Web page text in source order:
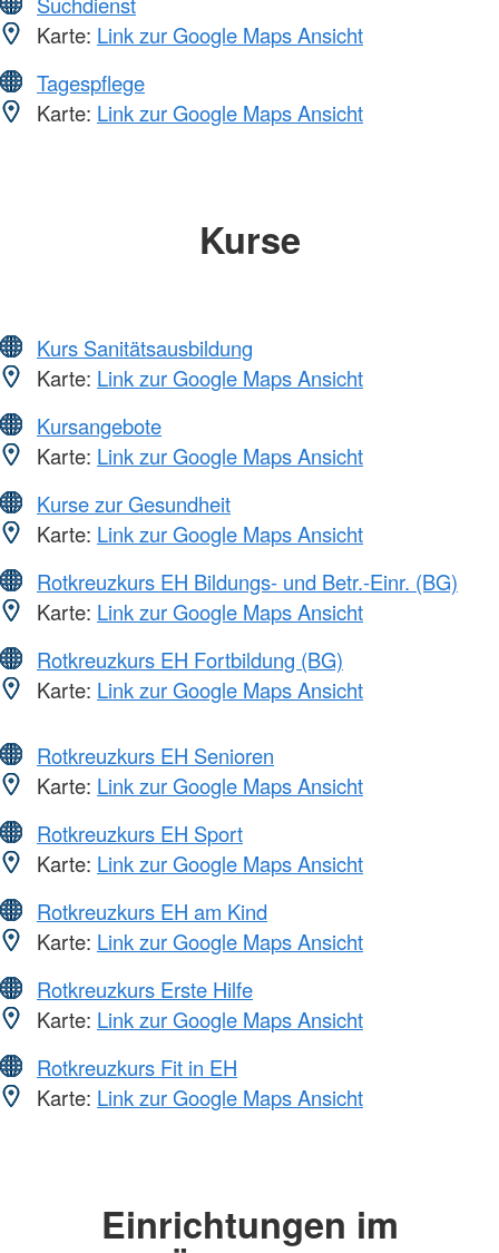
Karte: Link zur Google Maps Ansicht
Tagespflege
Karte: Link zur Google Maps Ansicht
Kurse
Kurs Sanitätsausbildung
Karte: Link zur Google Maps Ansicht
Kursangebote
Karte: Link zur Google Maps Ansicht
Kurse zur Gesundheit
Karte: Link zur Google Maps Ansicht
Rotkreuzkurs EH Bildungs- und Betr.-Einr. (BG)
Karte: Link zur Google Maps Ansicht
Rotkreuzkurs EH Fortbildung (BG)
Karte: Link zur Google Maps Ansicht
Rotkreuzkurs EH Senioren
Karte: Link zur Google Maps Ansicht
Rotkreuzkurs EH Sport
Karte: Link zur Google Maps Ansicht
Rotkreuzkurs EH am Kind
Karte: Link zur Google Maps Ansicht
Rotkreuzkurs Erste Hilfe
Karte: Link zur Google Maps Ansicht
Rotkreuzkurs Fit in EH
Karte: Link zur Google Maps Ansicht
Einrichtungen im